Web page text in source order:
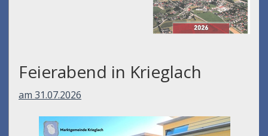
Feierabend in Krieglach
am 31.07.2026